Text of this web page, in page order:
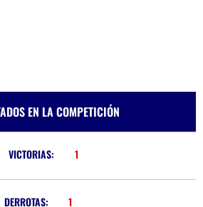
EN LA COMPETICIÓN
VICTORIAS: 1
DERROTAS: 1